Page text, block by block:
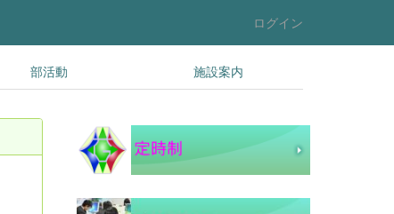
ログイン
部活動 施設案内